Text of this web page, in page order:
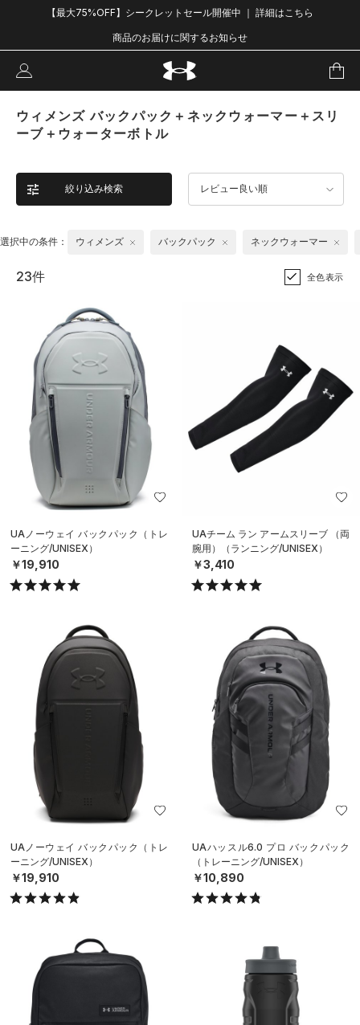
【最大75%OFF】シークレットセール開催中 ｜ 詳細はこちら
商品のお届けに関するお知らせ
ウィメンズ バックパック＋ネックウォーマー＋スリ
ーブ＋ウォーターボトル
絞り込み検索 レビュー良い順
選択中の条件： ウィメンズ バックパック ネックウォーマー
23件 全色表示
UAノーウェイ バックパック（トレ
ーニング/UNISEX）
￥19,910
UAチーム ラン アームスリーブ （両
腕用）（ランニング/UNISEX）
￥3,410
UAノーウェイ バックパック（トレ
ーニング/UNISEX）
￥19,910
UAハッスル6.0 プロ バックパック
（トレーニング/UNISEX）
￥10,890